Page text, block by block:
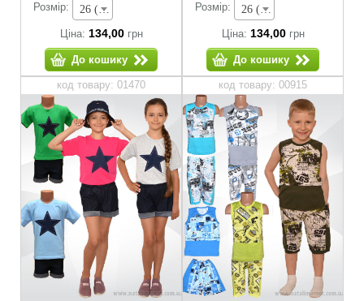
Розмір:
26 (зріст 80-86 см) - 134,00 грн
Ціна: 134,00грн
До кошику
Розмір:
26 (зріст 80-86 см) - 134,00 грн
Ціна: 134,00грн
До кошику
код товару: 01470 код товару: 00915